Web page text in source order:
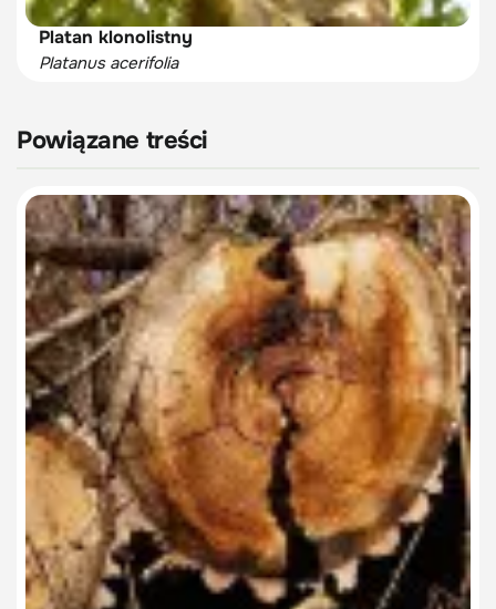
Platan klonolistny
Platanus acerifolia
Powiązane treści